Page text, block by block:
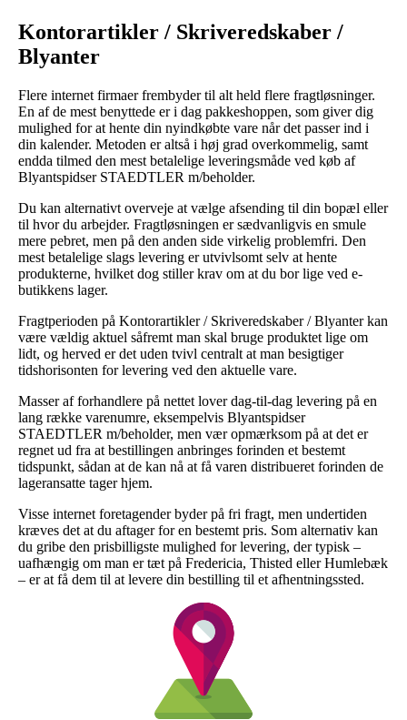
Kontorartikler / Skriveredskaber /
Blyanter
Flere internet firmaer frembyder til alt held flere fragtløsninger.
En af de mest benyttede er i dag pakkeshoppen, som giver dig
mulighed for at hente din nyindkøbte vare når det passer ind i
din kalender. Metoden er altså i høj grad overkommelig, samt
endda tilmed den mest betalelige leveringsmåde ved køb af
Blyantspidser STAEDTLER m/beholder.
Du kan alternativt overveje at vælge afsending til din bopæl eller
til hvor du arbejder. Fragtløsningen er sædvanligvis en smule
mere pebret, men på den anden side virkelig problemfri. Den
mest betalelige slags levering er utvivlsomt selv at hente
produkterne, hvilket dog stiller krav om at du bor lige ved e-
butikkens lager.
Fragtperioden på Kontorartikler / Skriveredskaber / Blyanter kan
være vældig aktuel såfremt man skal bruge produktet lige om
lidt, og herved er det uden tvivl centralt at man besigtiger
tidshorisonten for levering ved den aktuelle vare.
Masser af forhandlere på nettet lover dag-til-dag levering på en
lang række varenumre, eksempelvis Blyantspidser
STAEDTLER m/beholder, men vær opmærksom på at det er
regnet ud fra at bestillingen anbringes forinden et bestemt
tidspunkt, sådan at de kan nå at få varen distribueret forinden de
lageransatte tager hjem.
Visse internet foretagender byder på fri fragt, men undertiden
kræves det at du aftager for en bestemt pris. Som alternativ kan
du gribe den prisbilligste mulighed for levering, der typisk –
uafhængig om man er tæt på Fredericia, Thisted eller Humlebæk
– er at få dem til at levere din bestilling til et afhentningssted.